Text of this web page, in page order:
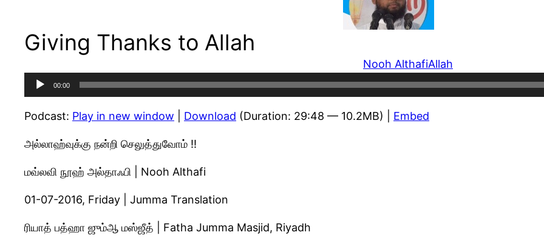
Giving Thanks to Allah
Nooh AlthafiAllah
Audio
Player
00:00
Podcast: Play in new window Download (Duration: 29:48 — 10.2MB) | Embed
அல்லாஹ்வுக்கு நன்றி செலுத்துவோம் !!
மவ்லவி நூஹ் அல்தாஃபி | Nooh Althafi
01-07-2016, Friday | Jumma Translation
ரியாத் பத்ஹா ஜும்ஆ மஸ்ஜீத் | Fatha Jumma Masjid, Riyadh